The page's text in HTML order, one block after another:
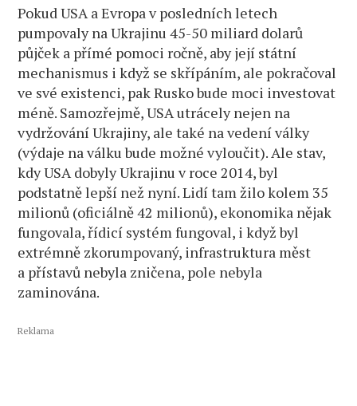
Pokud USA a Evropa v posledních letech
pumpovaly na Ukrajinu 45-50 miliard dolarů
půjček a přímé pomoci ročně, aby její státní
mechanismus i když se skřípáním, ale pokračoval
ve své existenci, pak Rusko bude moci investovat
méně. Samozřejmě, USA utrácely nejen na
vydržování Ukrajiny, ale také na vedení války
(výdaje na válku bude možné vyloučit). Ale stav,
kdy USA dobyly Ukrajinu v roce 2014, byl
podstatně lepší než nyní. Lidí tam žilo kolem 35
milionů (oficiálně 42 milionů), ekonomika nějak
fungovala, řídicí systém fungoval, i když byl
extrémně zkorumpovaný, infrastruktura měst
a přístavů nebyla zničena, pole nebyla
zaminována.
Reklama